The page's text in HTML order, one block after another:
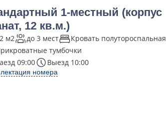
1-местный (корпус
12 кв.м.)
м2 до 3 мест
Кровать полутороспальная
тумбочки
09:00
Выезд 10:00
номера